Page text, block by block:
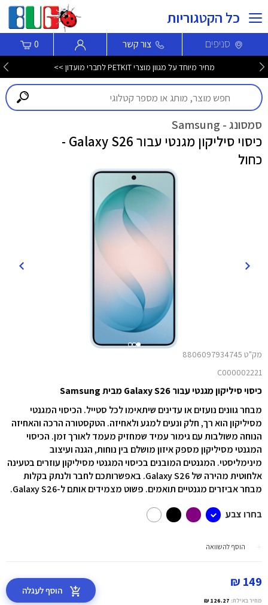
כל הקטגוריות
סניפים צור קשר 0
מחיר מיוחד על מגוון מוצרי PETKIT לחברי מועדון >>
סמסונג - Samsung
כיסוי סיליקון מגנטי עבור Galaxy S26 -
כחול
מק"ט 8806097934745
C000002221
כיסוי סיליקון מגנטי עבור Galaxy S26 מבית Samsung
מבחר גוונים נועזים או עדינים שיתאימו לכל סטייל. הכיסוי המגנטי
מסיליקון הוא רך, חלק ונעים למגע ולאחיזה. הטקסטורה הרכה והאחיזה
הנוחה משולבות עם גימור עמיד שמחזיק מעמד לאורך זמן. הכיסוי
המגנטי מסיליקון מספק איזון מושלם בין נוחות, הגנה ועיצוב
מינימליסטי. המגנטים המובנים בכיסוי המגנטי מסיליקון עוזרים בטעינה
אלחוטית מהירה של ‎Galaxy S26. באפשרותכם לחבר ולנתק בקלות
מבחר אביזרים מגנטיים תואמים. פשוט מצמידים אותם ל-‎Galaxy S26.
בחרו צבע
הוסף להשוואה
149 ₪
מחיר באילת: 126.27 ₪
הוסף לעגלה